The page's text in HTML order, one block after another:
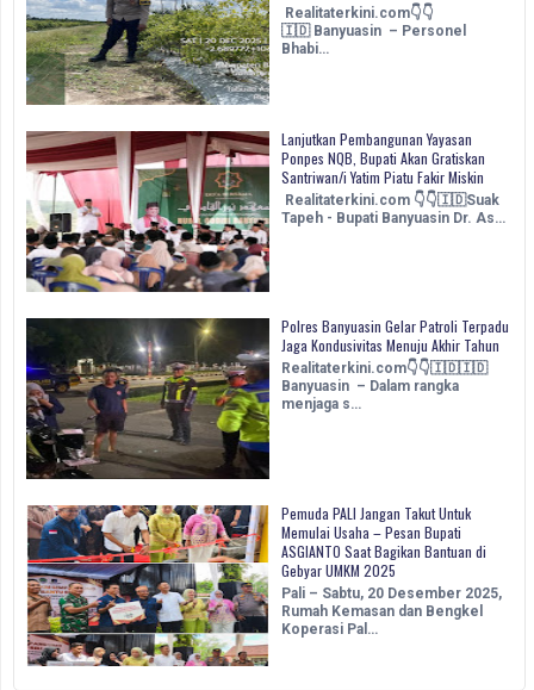
Realitaterkini.com👇👇
🇮🇩 Banyuasin – Personel
Bhabi…
‎Lanjutkan Pembangunan Yayasan
Ponpes NQB, Bupati Akan Gratiskan
Santriwan/i Yatim Piatu Fakir Miskin ‎
‎Realitaterkini.com 👇👇🇮🇩Suak
Tapeh - Bupati Banyuasin Dr. As…
Polres Banyuasin Gelar Patroli Terpadu
Jaga Kondusivitas Menuju Akhir Tahun
Realitaterkini.com👇👇🇮🇩🇮🇩
Banyuasin – Dalam rangka
menjaga s…
Pemuda PALI Jangan Takut Untuk
Memulai Usaha – Pesan Bupati
ASGIANTO Saat Bagikan Bantuan di
Gebyar UMKM 2025
Pali – Sabtu, 20 Desember 2025,
Rumah Kemasan dan Bengkel
Koperasi Pal…